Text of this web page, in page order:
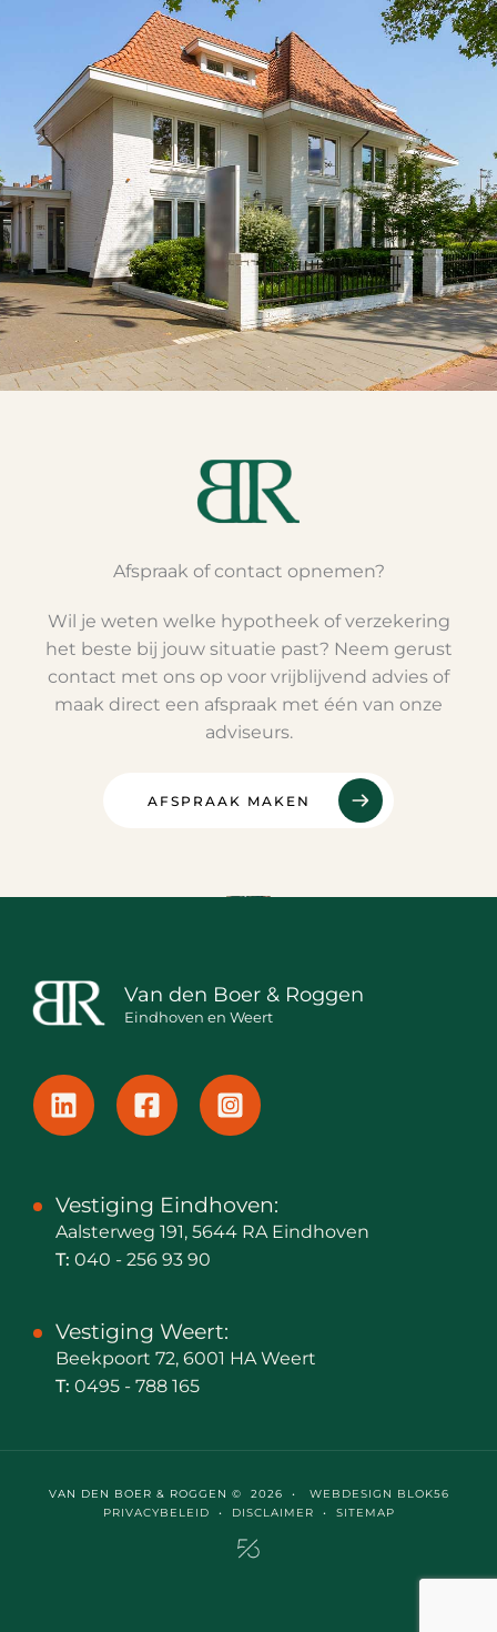
Afspraak of contact opnemen?
Wil je weten welke hypotheek of verzekering
het beste bij jouw situatie past? Neem gerust
contact met ons op voor vrijblijvend advies of
maak direct een afspraak met één van onze
adviseurs.
AFSPRAAK MAKEN
Van den Boer & Roggen
Eindhoven en Weert
Vestiging Eindhoven:
Aalsterweg 191, 5644 RA Eindhoven
T: 040 - 256 93 90
Vestiging Weert:
Beekpoort 72, 6001 HA Weert
T: 0495 - 788 165
VAN DEN BOER & ROGGEN © 2026 •
WEBDESIGN BLOK56
PRIVACYBELEID • DISCLAIMER • SITEMAP